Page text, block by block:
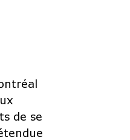
de se